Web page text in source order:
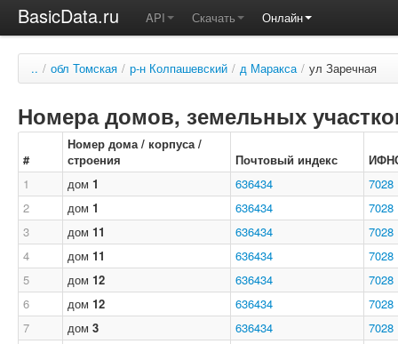
BasicData.ru API Скачать Онлайн
.. / обл Томская / р-н Колпашевский / д Маракса / ул Заречная
Номера домов, земельных
#
Номер дома / корпуса /
строения
Почтовый индекс
1
дом 1 636434
7028
2
дом 1 636434
7028
3
дом 11 636434
7028
4
дом 11 636434
7028
5
дом 12 636434
7028
6
дом 12 636434
7028
7
дом 3 636434
7028